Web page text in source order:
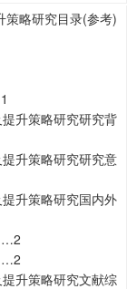
策略研究目录(参考)
升策略研究研究背
升策略研究研究意
升策略研究国内外
升策略研究文献综